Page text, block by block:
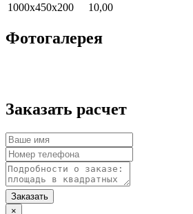
1000х450х200
10,00
Фотогалерея
Заказать расчет
×